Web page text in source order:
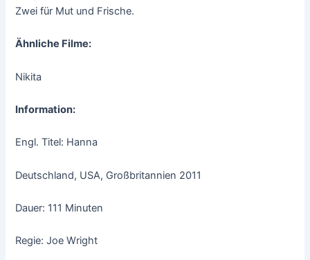
Zwei für Mut und Frische.
Ähnliche Filme:
Nikita
Information:
Engl. Titel: Hanna
Deutschland, USA, Großbritannien 2011
Dauer: 111 Minuten
Regie: Joe Wright